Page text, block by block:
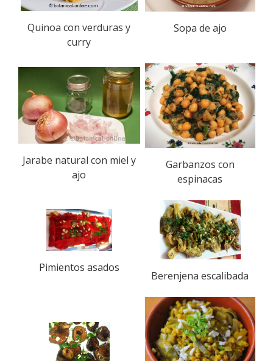
Quinoa con verduras y
curry
Sopa de ajo
Jarabe natural con miel y
ajo
Garbanzos con
espinacas
Pimientos asados
Berenjena escalibada